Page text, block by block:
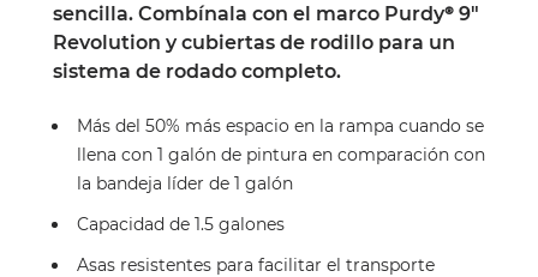
sencilla. Combínala con el marco Purdy® 9"
Revolution y cubiertas de rodillo para un
sistema de rodado completo.
Más del 50% más espacio en la rampa cuando se
llena con 1 galón de pintura en comparación con
la bandeja líder de 1 galón
Capacidad de 1.5 galones
Asas resistentes para facilitar el transporte